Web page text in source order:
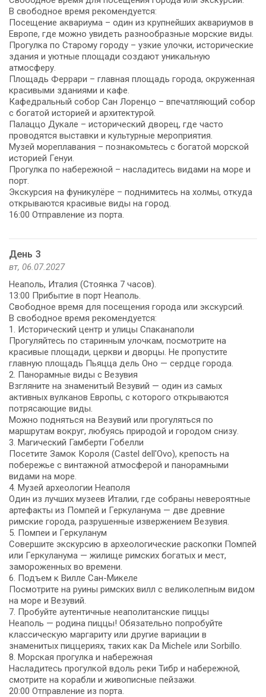
В свободное время рекомендуется:
Посещение аквариума – один из крупнейших аквариумов в
Европе, где можно увидеть разнообразные морские виды.
Прогулка по Старому городу – узкие улочки, исторические
здания и уютные площади создают уникальную
атмосферу.
Площадь Феррари – главная площадь города, окруженная
красивыми зданиями и кафе.
Кафедральный собор Сан Лоренцо – впечатляющий собор
с богатой историей и архитектурой.
Палаццо Дукале – исторический дворец, где часто
проводятся выставки и культурные мероприятия.
Музей мореплавания – познакомьтесь с богатой морской
историей Генуи.
Прогулка по набережной – насладитесь видами на море и
порт.
Экскурсия на фуникулёре – поднимитесь на холмы, откуда
открываются красивые виды на город.
16:00 Отправление из порта.
День 3
вт, 06.07.2027
Неаполь, Италия (Стоянка 7 часов).
13:00 Прибытие в порт Неаполь.
Свободное время для посещения города или экскурсий.
В свободное время рекомендуется:
1. Исторический центр и улицы Спаканаполи
Прогуляйтесь по старинным улочкам, посмотрите на
красивые площади, церкви и дворцы. Не пропустите
главную площадь Пьяцца дель Оно — сердце города.
2. Панорамные виды с Везувия
Взгляните на знаменитый Везувий — один из самых
активных вулканов Европы, с которого открываются
потрясающие виды.
Можно подняться на Везувий или прогуляться по
маршрутам вокруг, любуясь природой и городом снизу.
3. Магический Гамберти Гобелли
Посетите Замок Короля (Castel dell'Ovo), крепость на
побережье с винтажной атмосферой и панорамными
видами на море.
4. Музей археологии Неаполя
Один из лучших музеев Италии, где собраны невероятные
артефакты из Помпей и Геркуланума — две древние
римские города, разрушенные извержением Везувия.
5. Помпеи и Геркуланум
Совершите экскурсию в археологические раскопки Помпей
или Геркуланума — жилище римских богатых и мест,
замороженных во времени.
6. Подъем к Вилле Сан-Микеле
Посмотрите на руины римских вилл с великолепным видом
на море и Везувий.
7. Пробуйте аутентичные неаполитанские пиццы
Неаполь — родина пиццы! Обязательно попробуйте
классическую маргариту или другие вариации в
знаменитых пиццериях, таких как Da Michele или Sorbillo.
8. Морская прогулка и набережная
Насладитесь прогулкой вдоль реки Тибр и набережной,
смотрите на корабли и живописные пейзажи.
20:00 Отправление из порта.